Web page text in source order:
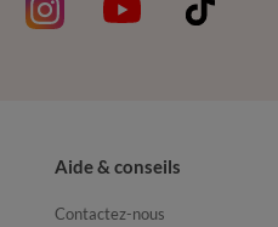
Aide & conseils
Contactez-nous